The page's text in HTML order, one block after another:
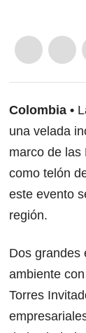
Colombia
una velada
marco de las
como telón
este evento
región.
Dos grandes
ambiente
Torres